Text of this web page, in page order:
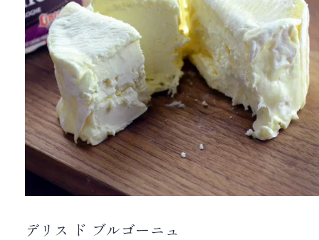
デリス ド ブルゴーニュ